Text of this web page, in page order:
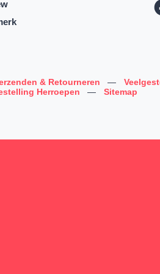
& Retourneren —
Herroepen — Sitemap